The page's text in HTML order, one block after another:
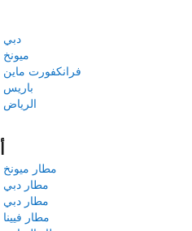
دبي
ميونخ
فرانكفورت ماين
باريس
الرياض
مطار ميونخ
مطار دبي
مطار دبي
مطار فيينا